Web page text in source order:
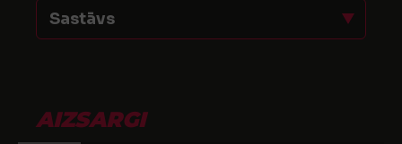
Sastāvs
AIZSARGI